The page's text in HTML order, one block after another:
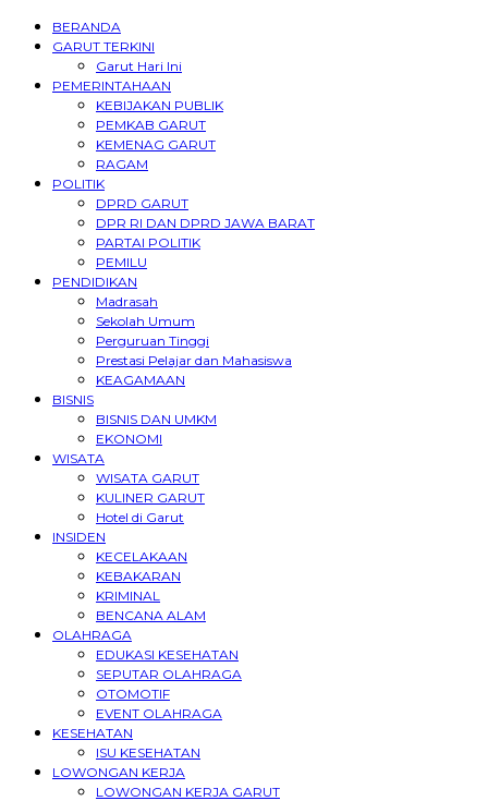
BERANDA
GARUT TERKINI
Garut Hari Ini
PEMERINTAHAAN
KEBIJAKAN PUBLIK
PEMKAB GARUT
KEMENAG GARUT
RAGAM
POLITIK
DPRD GARUT
DPR RI DAN DPRD JAWA BARAT
PARTAI POLITIK
PEMILU
PENDIDIKAN
Madrasah
Sekolah Umum
Perguruan Tinggi
Prestasi Pelajar dan Mahasiswa
KEAGAMAAN
BISNIS
BISNIS DAN UMKM
EKONOMI
WISATA
WISATA GARUT
KULINER GARUT
Hotel di Garut
INSIDEN
KECELAKAAN
KEBAKARAN
KRIMINAL
BENCANA ALAM
OLAHRAGA
EDUKASI KESEHATAN
SEPUTAR OLAHRAGA
OTOMOTIF
EVENT OLAHRAGA
KESEHATAN
ISU KESEHATAN
LOWONGAN KERJA
LOWONGAN KERJA GARUT